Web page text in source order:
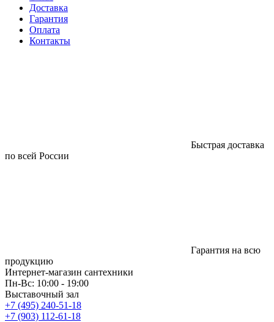
Доставка
Гарантия
Оплата
Контакты
Быстрая доставка
по всей России
Гарантия на всю
продукцию
Интернет-магазин сантехники
Пн-Вс: 10:00 - 19:00
Выставочный зал
+7 (495) 240-51-18
+7 (903) 112-61-18